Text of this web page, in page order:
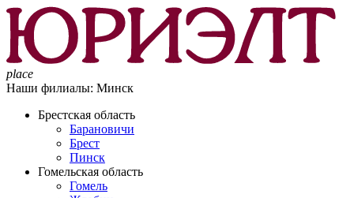
place
Наши филиалы: Минск
Брестская область
Барановичи
Брест
Пинск
Гомельская область
Гомель